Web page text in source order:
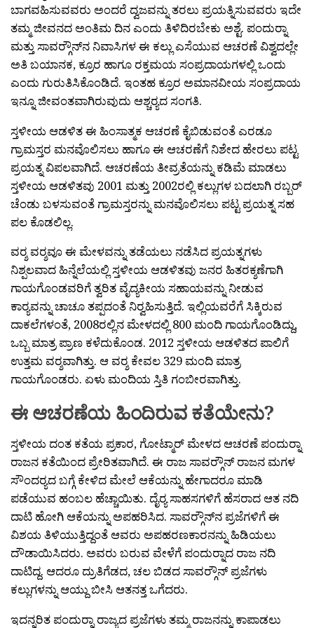
ಬಾಗವಹಿಸುವವರು ಅಂದರೆ ದ್ವಜವನ್ನು ತರಲು ಪ್ರಯತ್ನಿಸುವವರು ಇದೇ
ತಮ್ಮ ಜೀವನದ ಅಂತಿಮ ದಿನ ಎಂದು ತಿಳಿದಿರಬೇಕು ಅಶ್ಟೆ. ಪಂದುರ‍್ನಾ
ಮತ್ತು ಸಾವರ‍್ಗೌನ್‍ನ ನಿವಾಸಿಗಳ ಈ ಕಲ್ಲು ಎಸೆಯುವ ಆಚರಣೆ ವಿಶ್ವದಲ್ಲೇ
ಅತಿ ಬಯಾನಕ, ಕ್ರೂರ ಹಾಗೂ ರಕ್ತಮಯ ಸಂಪ್ರದಾಯಗಳಲ್ಲಿ ಒಂದು
ಎಂದು ಗುರುತಿಸಿಕೊಂಡಿದೆ. ಇಂತಹ ಕ್ರೂರ ಅಮಾನವೀಯ ಸಂಪ್ರದಾಯ
ಇನ್ನೂ ಜೀವಂತವಾಗಿರುವುದು ಆಶ್ಚರ‍್ಯದ ಸಂಗತಿ.
ಸ್ತಳೀಯ ಆಡಳಿತ ಈ ಹಿಂಸಾತ್ಮಕ ಆಚರಣೆ ಕೈಬಿಡುವಂತೆ ಎರಡೂ
ಗ್ರಾಮಸ್ತರ ಮನವೊಲಿಸಲು ಹಾಗೂ ಈ ಆಚರಣೆಗೆ ನಿಶೇದ ಹೇರಲು ಪಟ್ಟ
ಪ್ರಯತ್ನ ವಿಪಲವಾಗಿದೆ. ಆಚರಣೆಯ ತೀವ್ರತೆಯನ್ನು ಕಡಿಮೆ ಮಾಡಲು
ಸ್ತಳೀಯ ಆಡಳಿತವು 2001 ಮತ್ತು 2002ರಲ್ಲಿ ಕಲ್ಲುಗಳ ಬದಲಾಗಿ ರಬ್ಬರ್
ಚೆಂಡು ಬಳಸುವಂತೆ ಗ್ರಾಮಸ್ತರನ್ನು ಮನವೊಲಿಸಲು ಪಟ್ಟ ಪ್ರಯತ್ನ ಸಹ
ಪಲ ಕೊಡಲಿಲ್ಲ.
ವರ‍್ಶ ವರ‍್ಶವೂ ಈ ಮೇಳವನ್ನು ತಡೆಯಲು ನಡೆಸಿದ ಪ್ರಯತ್ನಗಳು
ನಿಶ್ಪಲವಾದ ಹಿನ್ನೆಲೆಯಲ್ಲಿ ಸ್ತಳೀಯ ಆಡಳಿತವು ಜನರ ಹಿತರಕ್ಶಣೆಗಾಗಿ
ಗಾಯಗೊಂಡವರಿಗೆ ತ್ವರಿತ ವೈದ್ಯಕೀಯ ಸಹಾಯವನ್ನು ನೀಡುವ
ಕಾರ‍್ಯವನ್ನು ಚಾಚೂ ತಪ್ಪದಂತೆ ನಿರ‍್ವಹಿಸುತ್ತಿದೆ. ಇಲ್ಲಿಯವರೆಗೆ ಸಿಕ್ಕಿರುವ
ದಾಕಲೆಗಳಂತೆ, 2008ರಲ್ಲಿನ ಮೇಳದಲ್ಲಿ 800 ಮಂದಿ ಗಾಯಗೊಂಡಿದ್ದು,
ಒಬ್ಬ ಮಾತ್ರ ಪ್ರಾಣ ಕಳೆದುಕೊಂಡ. 2012 ಸ್ತಳೀಯ ಆಡಳಿತದ ಪಾಲಿಗೆ
ಉತ್ತಮ ವರ‍್ಶವಾಗಿತ್ತು. ಆ ವರ‍್ಶ ಕೇವಲ 329 ಮಂದಿ ಮಾತ್ರ
ಗಾಯಗೊಂಡರು. ಏಳು ಮಂದಿಯ ಸ್ತಿತಿ ಗಂಬೀರವಾಗಿತ್ತು.
ಈ ಆಚರಣೆಯ ಹಿಂದಿರುವ ಕತೆಯೇನು?
ಸ್ತಳೀಯ ದಂತ ಕತೆಯ ಪ್ರಕಾರ, ಗೋಟ್ಮಾರ್ ಮೇಳದ ಆಚರಣೆ ಪಂದುರ‍್ನಾ
ರಾಜನ ಕತೆಯಿಂದ ಪ್ರೇರಿತವಾಗಿದೆ. ಈ ರಾಜ ಸಾವರ‍್ಗೌನ್ ರಾಜನ ಮಗಳ
ಸೌಂದರ‍್ಯದ ಬಗ್ಗೆ ಕೇಳಿದ ಮೇಲೆ ಆಕೆಯನ್ನು ಹೇಗಾದರೂ ಮಾಡಿ
ಪಡೆಯುವ ಹಂಬಲ ಹೆಚ್ಚಾಯಿತು. ದೈರ‍್ಯ ಸಾಹಸಗಳಿಗೆ ಹೆಸರಾದ ಆತ ನದಿ
ದಾಟಿ ಹೋಗಿ ಆಕೆಯನ್ನು ಅಪಹರಿಸಿದ. ಸಾವರ‍್ಗೌನ್‍ನ ಪ್ರಜೆಗಳಿಗೆ ಈ
ವಿಶಯ ತಿಳಿಯುತ್ತಿದ್ದಂತೆ ಆವರು ಅಪಹರಣಕಾರನನ್ನು ಹಿಡಿಯಲು
ದೌಡಾಯಿಸಿದರು. ಅವರು ಬರುವ ವೇಳೆಗೆ ಪಂದುರ‍್ನಾದ ರಾಜ ನದಿ
ದಾಟಿದ್ದ. ಆದರೂ ದ್ರುತಿಗೆಡದ, ಚಲ ಬಿಡದ ಸಾವರ‍್ಗೌನ್ ಪ್ರಜೆಗಳು
ಕಲ್ಲುಗಳನ್ನು ಆಯ್ದು ಬೀಸಿ ಆತನತ್ತ ಒಗೆದರು.
ಇದನ್ನರಿತ ಪಂದುರ‍್ನಾ ರಾಜ್ಯದ ಪ್ರಜೆಗಳು ತಮ್ಮ ರಾಜನನ್ನು ಕಾಪಾಡಲು